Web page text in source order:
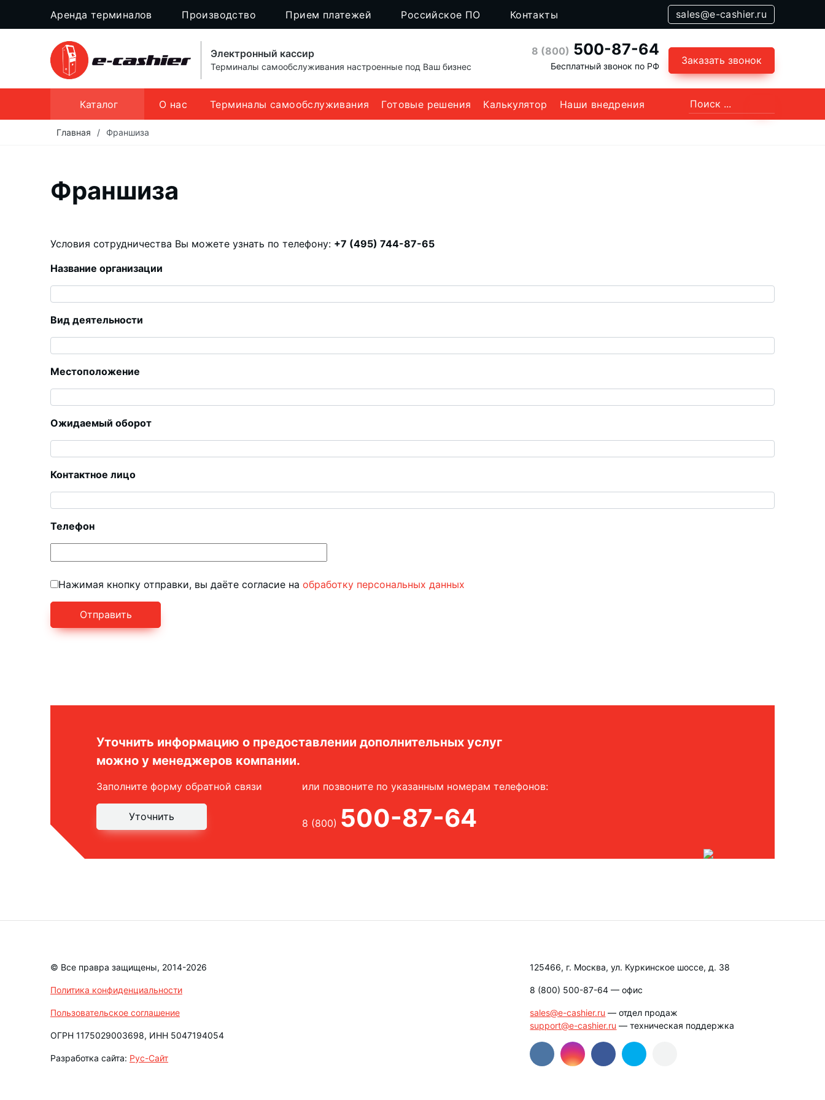
Аренда терминалов Производство Прием платежей Российское ПО Контакты sales@e-cashier.ru
Электронный кассир
Терминалы самообслуживания настроенные под Ваш бизнес
8 (800) 500-87-64
Бесплатный звонок по РФ Заказать звонок
Каталог О нас Терминалы самообслуживания Готовые решения Калькулятор Наши внедрения
Главная / Франшиза
Франшиза
Условия сотрудничества Вы можете узнать по телефону: +7 (495) 744-87-65
Название организации
Вид деятельности
Местоположение
Ожидаемый оборот
Контактное лицо
Телефон
Нажимая кнопку отправки, вы даёте согласие на обработку персональных данных
Уточнить информацию о предоставлении дополнительных услуг
можно у менеджеров компании.
Заполните форму обратной связи
Уточнить
или позвоните по указанным номерам телефонов:
8 (800) 500-87-64
© Все правра защищены, 2014-2026
Политика конфиденциальности
Пользовательское соглашение
ОГРН 1175029003698, ИНН 5047194054
Разработка сайта: Рус-Сайт
125466, г. Москва, ул. Куркинское шоссе, д. 38
8 (800) 500-87-64 — офис
sales@e-cashier.ru — отдел продаж
support@e-cashier.ru — техническая поддержка